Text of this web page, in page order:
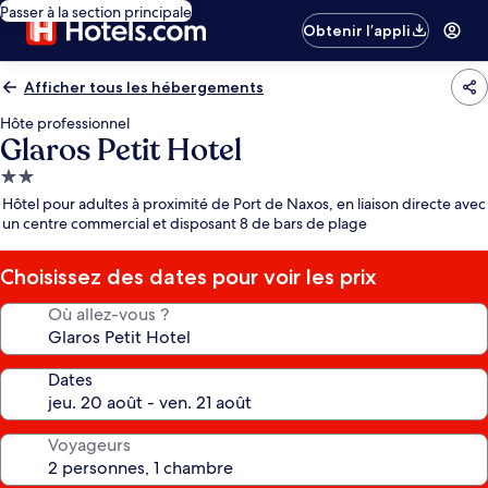
Passer à la section principale
Obtenir l’appli
Afficher tous les hébergements
Hôte professionnel
Glaros Petit Hotel
Hébergement
2.0 étoiles
Hôtel pour adultes à proximité de Port de Naxos, en liaison directe avec
un centre commercial et disposant 8 de bars de plage
Choisissez des dates pour voir les prix
Où allez-vous ?
Dates
Voyageurs